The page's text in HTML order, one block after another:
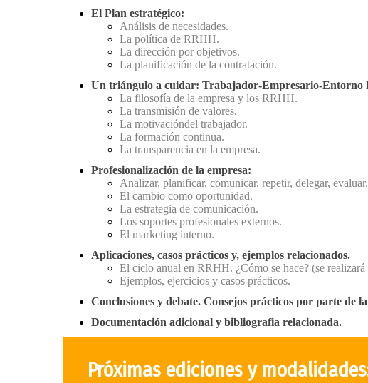
El Plan estratégico:
Análisis de necesidades.
La política de RRHH.
La dirección por objetivos.
La planificación de la contratación.
Un triángulo a cuidar: Trabajador‐Empresario-Entorno
La filosofía de la empresa y los RRHH.
La transmisión de valores.
La motivacióndel trabajador.
La formación continua.
La transparencia en la empresa.
Profesionalización de la empresa:
Analizar, planificar, comunicar, repetir, delegar, evaluar.
El cambio como oportunidad.
La estrategia de comunicación.
Los soportes profesionales externos.
El marketing interno.
Aplicaciones, casos prácticos y, ejemplos relacionados.
El ciclo anual en RRHH. ¿Cómo se hace? (se
Ejemplos, ejercicios y casos prácticos.
Conclusiones y debate. Consejos prácticos por parte de
Documentación adicional y bibliografia relacionada.
Próximas ediciones y modalidades